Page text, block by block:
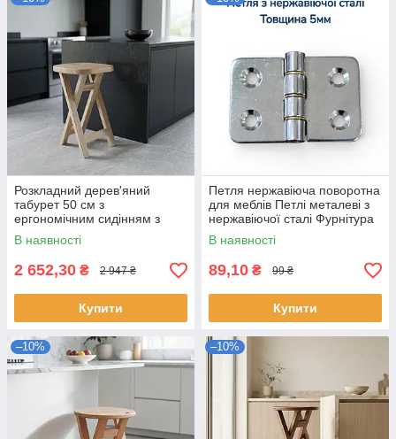
Розкладний дерев'яний
табурет 50 см з
ергономічним сидінням з
натурального ясена
В наявності
2 652,30 ₴ 2 947 ₴
Купити
Петля нержавіюча поворотна
для меблів Петлі металеві з
нержавіючої сталі Фурнітура
завіса
В наявності
89,10 ₴ 99 ₴
Купити
–10% –10%